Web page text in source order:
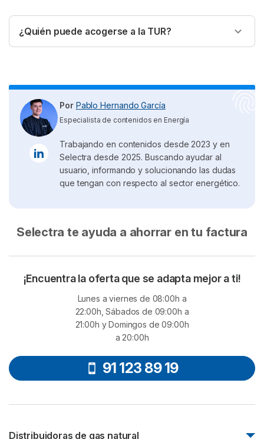
momento. Aun así, te recomendamos revisar antes las
¿Quién puede acogerse a la TUR?
En general, cualquier vivienda puede acogerse a la
4 bar. Este tope suele ser más que suficiente, ya que
representa aproximadamente eltriple del consumo
medio de una vivienda en España. Además de los
hogares, las comunidades de vecinos en edificios
residenciales también pueden solicitar esta tarifa.
Por Pablo Hernando García
Especialista de contenidos en Energía
Trabajando en contenidos desde 2023 y en
Selectra desde 2025. Buscando ayudar al
usuario, informando y solucionando las dudas
que tengan con respecto al sector energético.
Selectra te ayuda a ahorrar en tu factura
¡Encuentra la oferta que se adapta mejor a ti!
Lunes a viernes de 08:00h a
22:00h, Sábados de 09:00h a
21:00h y Domingos de 09:00h
a 20:00h
91 123 89 19
Distribuidoras de gas natural